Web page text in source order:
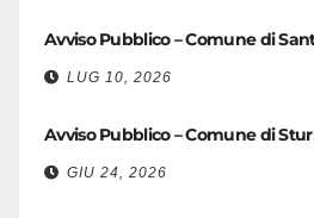
Avviso Pubblico – Comune di
LUG 10, 2026
Avviso Pubblico – Comune di
GIU 24, 2026